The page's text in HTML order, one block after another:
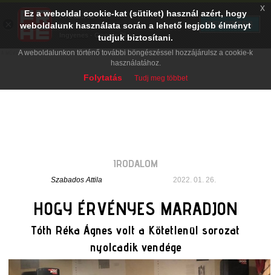
IRODALOM
Szabados Attila 2022. 01. 26.
HOGY ÉRVÉNYES MARADJON
Tóth Réka Ágnes volt a Kötetlenül sorozat
nyolcadik vendége
Ez a weboldal cookie-kat (sütiket) használ azért, hogy
weboldalunk használata során a lehető legjobb élményt
tudjuk biztosítani.
A weboldalunkon történő további böngészéssel hozzájárulsz a cookie-k
használatához.
Folytatás Tudj meg többet
x
PRAE.HU
Digital Evolution
Ingyenes - Google Play
TELEPÍTÉS